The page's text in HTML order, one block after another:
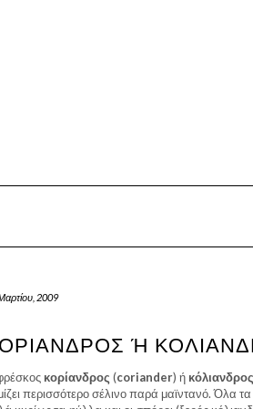
2009
Ή
κορίανδρος (coriander) ή κόλιανδρος
περισσότερο σέλινο παρά μαϊντανό. Όλα